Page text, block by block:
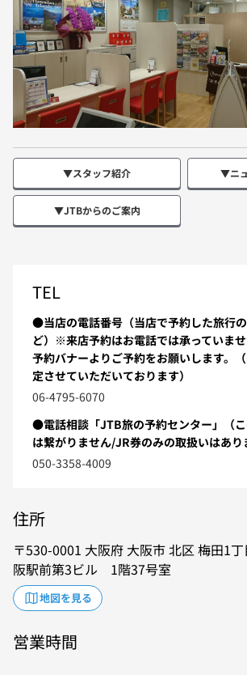
▼スタッフ紹介 ▼ニ
▼JTBからのご案内
TEL
●当店の電話番号（当店で予約した旅行
ど）※来店予約はお電話では承っていま
予約バナーよりご予約をお願いします。
定させていただいております）
06-4795-6070
●電話相談「JTB旅の予約センター」（
は繋がりません/JR券のみの取扱いはあり
050-3358-4009
住所
530-0001 大阪府 大阪市北区 梅田1
阪駅前第3ビル 1階37号室
地図を見る
営業時間